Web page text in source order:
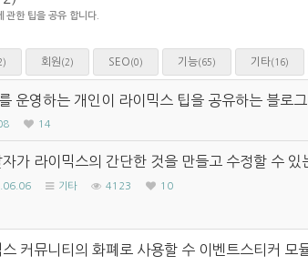
관한 팁을 공유 합니다.
회원 (2) SEO (0) 기능(65) 기타(16)
운영하는 개인이 라이믹스 팁을 공유하는 블로그
14
자가 라이믹스의 간단한 것을 만들고 수정할 수
기타 4123 10
스 커뮤니티의 화폐로 사용할 수 이벤트스티커 모